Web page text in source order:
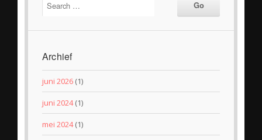
Archief
juni 2026 (1)
juni 2024(1)
mei 2024(1)